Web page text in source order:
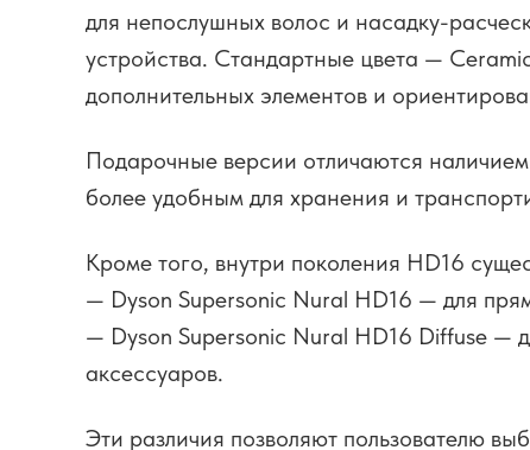
для непослушных волос и насадку-
устройства. Стандартные цвета —
дополнительных элементов и
Подарочные версии отличаются
более удобным для хранения и
Кроме того, внутри поколения HD16
— Dyson Supersonic Nural HD16 — для
— Dyson Supersonic Nural HD16 Diffuse —
аксессуаров.
Эти различия позволяют пользователю